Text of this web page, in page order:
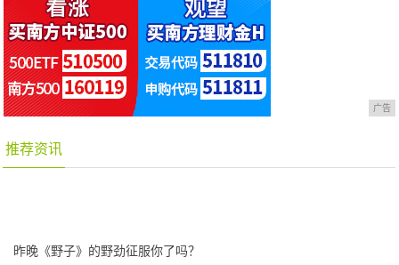
广告
推荐资讯
昨晚《野子》的野劲征服你了吗？